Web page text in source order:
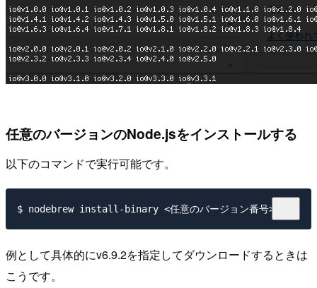
任意のバージョンのNode.jsをインストールする
以下のコマンドで実行可能です。
例として具体的にv6.9.2を指定してダウンロードするときは
こうです。